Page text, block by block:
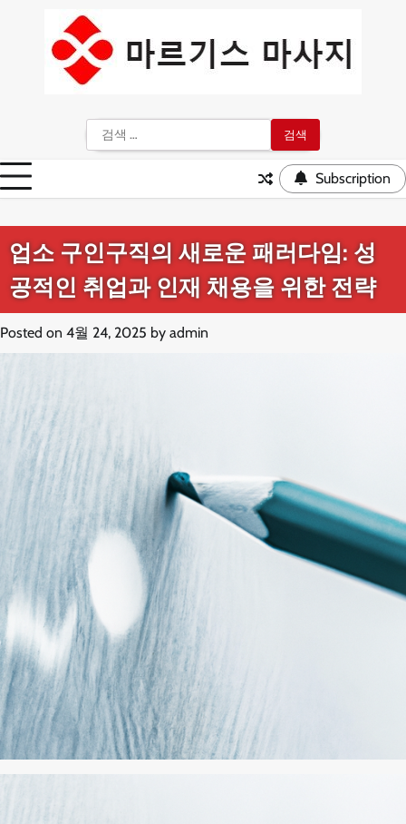
색:
Subscription
업소 구인구직의 새로운 패러다임: 성
공적인 취업과 인재 채용을 위한 전략
Posted on 4월 24, 2025 by admin